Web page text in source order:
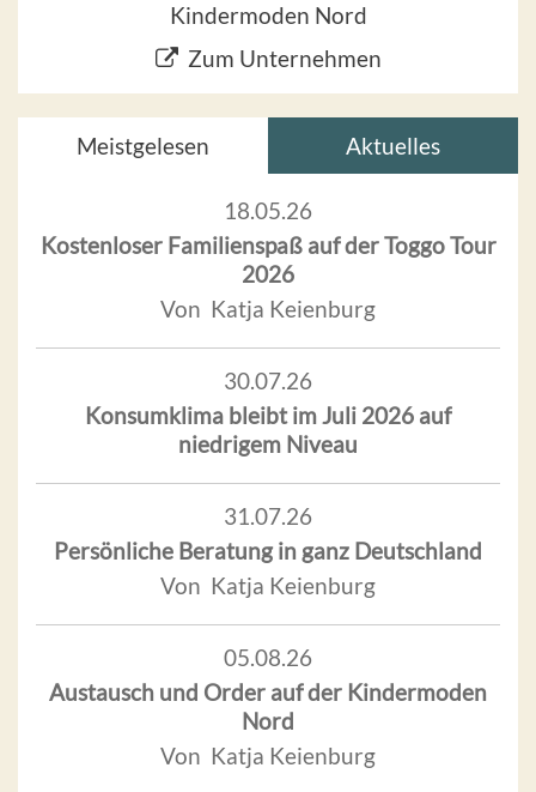
Kindermoden Nord
Zum Unternehmen
Meistgelesen Aktuelles
18.05.26
Kostenloser Familienspaß auf der Toggo Tour
2026
Von Katja Keienburg
30.07.26
Konsumklima bleibt im Juli 2026 auf
niedrigem Niveau
31.07.26
Persönliche Beratung in ganz Deutschland
Von Katja Keienburg
05.08.26
Austausch und Order auf der Kindermoden
Nord
Von Katja Keienburg